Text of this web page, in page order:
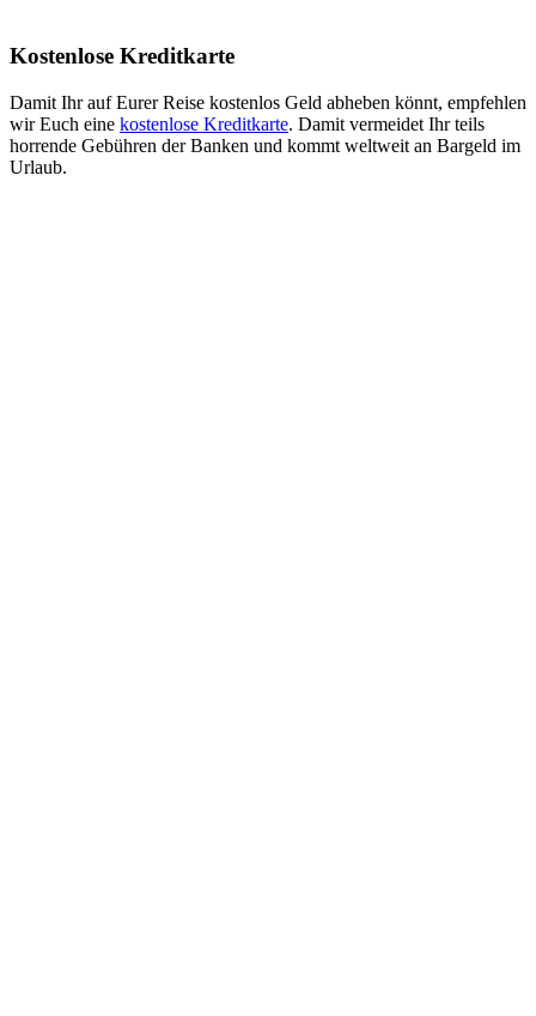
Kostenlose Kreditkarte
Damit Ihr auf Eurer Reise kostenlos Geld abheben könnt, empfehlen
wir Euch eine kostenlose Kreditkarte. Damit vermeidet Ihr teils
horrende Gebühren der Banken und kommt weltweit an Bargeld im
Urlaub.